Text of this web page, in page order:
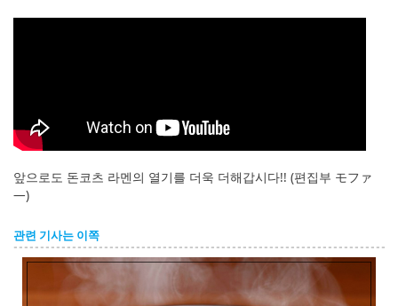
앞으로도 돈코츠 라멘의 열기를 더욱 더해갑시다!! (편집부 モファ
―)
관련 기사는 이쪽